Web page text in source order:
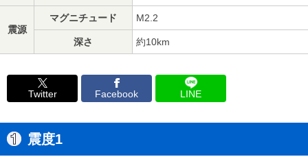
震源
マグニチュード M2.2
深さ 約10km
Twitter Facebook LINE
震度1